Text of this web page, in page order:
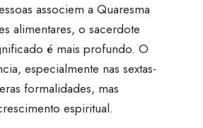
associem a Quaresma
alimentares, o sacerdote
é mais profundo. O
especialmente nas sextas-
formalidades, mas
espiritual.